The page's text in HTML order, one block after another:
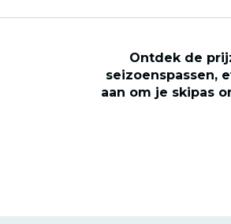
Ontdek de
seizoenspassen,
aan om je skipas